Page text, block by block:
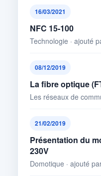
16/03/2021
NFC 15-100
Technologie · ajouté
08/12/2019
La fibre optique
Les réseaux de
21/02/2019
Présentation du
230V
Domotique · ajouté